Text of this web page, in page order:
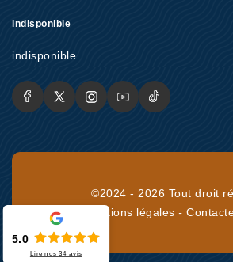
indisponible
indisponible
©2024 - 2026 Tout droit
Mentions légales -
5.0
Lire nos34 avis